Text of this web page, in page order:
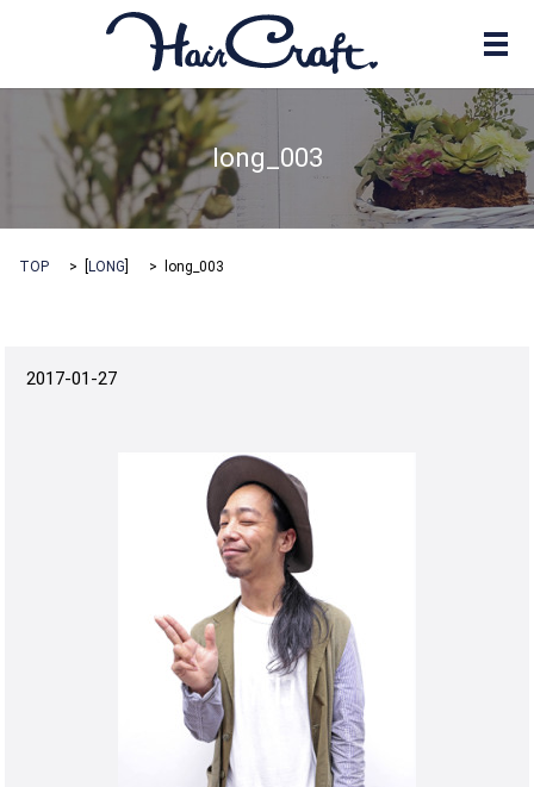
メ
long_003
TOP LONG long_003
2017-01-27